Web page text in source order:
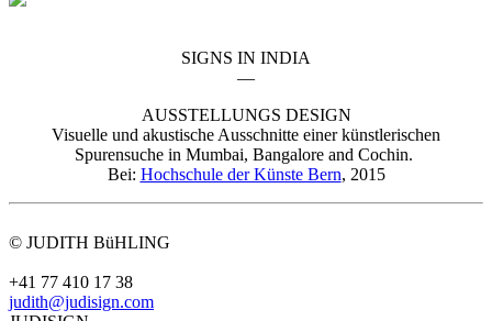
SIGNS IN INDIA
—
AUSSTELLUNGS DESIGN
Visuelle und akustische Ausschnitte einer künstlerischen
Spurensuche in Mumbai, Bangalore and Cochin.
Bei: Hochschule der Künste Bern, 2015
© JUDITH BüHLING
+41 77 410 17 38
judith@judisign.com